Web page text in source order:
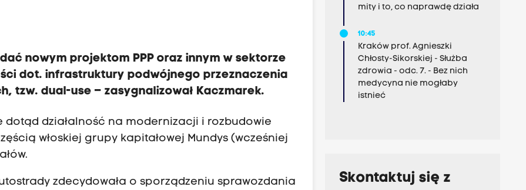
nowym projektom PPP oraz innym w sektorze
dot. infrastruktury podwójnego przeznaczenia
tzw. dual-use – zasygnalizował Kaczmarek.
działalność na modernizacji i rozbudowie
włoskiej grupy kapitałowej Mundys (wcześniej
zdecydowała o sporządzeniu sprawozdania
mity i to, co naprawdę działa
10:45
Kraków prof. Agnieszki
Chłosty-Sikorskiej - Służba
zdrowia - odc. 7. - Bez nich
medycyna nie mogłaby
istnieć
Skontaktuj się z